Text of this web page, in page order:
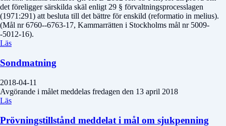
det föreligger särskilda skäl enligt 29 § förvaltningsprocesslagen
(1971:291) att besluta till det bättre för enskild (reformatio in melius).
(Mål nr 6760--6763-17, Kammarrätten i Stockholms mål nr 5009-
-5012-16).
Läs
Sondmatning
2018-04-11
Avgörande i målet meddelas fredagen den 13 april 2018
Läs
Prövningstillstånd meddelat i mål om sjukpenning